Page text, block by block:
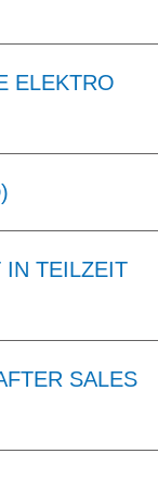
ELEKTRO
IN TEILZEIT
SALES